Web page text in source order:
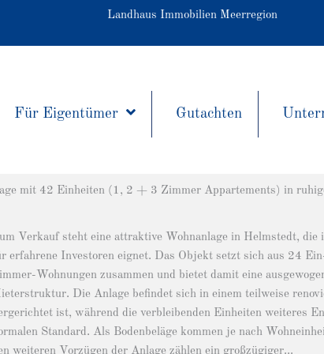
Landhaus Immobilien Meerregion
Für Eigentümer Gutachten
mit 42 Einheiten (1, 2 + 3 Zimmer Appartements) in
Verkauf steht eine attraktive Wohnanlage in Helmstedt,
erfahrene Investoren eignet. Das Objekt setzt sich aus 24
Wohnungen zusammen und bietet damit eine
Die Anlage befindet sich in einem teilweise
ist, während die verbleibenden Einheiten weiteres
Standard. Als Bodenbeläge kommen je nach
weiteren Vorzügen der Anlage zählen ein großzügiger...